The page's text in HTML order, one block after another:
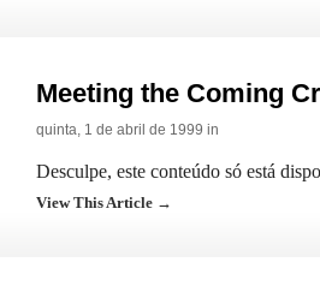
Meeting the Coming
quinta, 1 de abril de 1999 in
Desculpe, este conteúdo só está
View This Article →